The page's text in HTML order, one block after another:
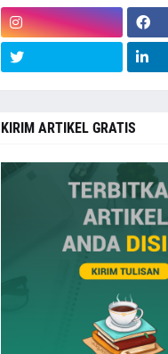
KIRIM ARTIKEL GRATIS